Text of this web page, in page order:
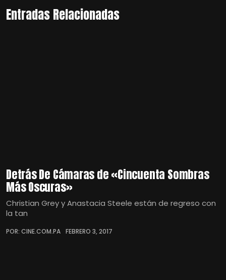
Entradas Relacionadas
Detrás De Cámaras de «Cincuenta Sombras
Más Oscuras»
Christian Grey y Anastacia Steele están de regreso con
la tan
POR: CINE.COM.PA FEBRERO 3, 2017